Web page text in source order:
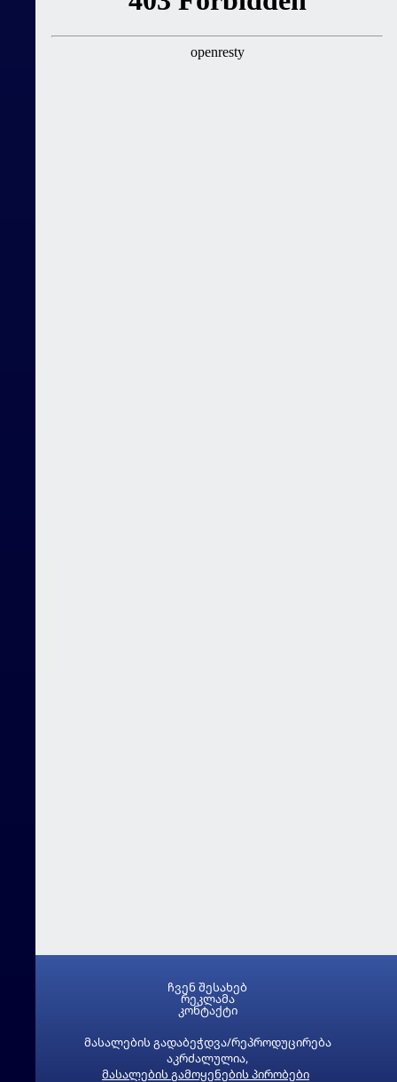
მასალების გადაბეჭდვა/რეპროდუცირება
აკრძალულია,
მასალების გამოყენების პირობები
ჩვენ შესახებ
რეკლამა
კონტაქტი